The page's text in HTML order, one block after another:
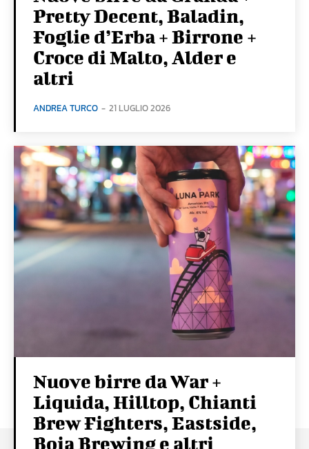
Pretty Decent, Baladin,
Foglie d’Erba + Birrone +
Croce di Malto, Alder e
altri
ANDREA TURCO - 21 LUGLIO 2026
Nuove birre da War +
Liquida, Hilltop, Chianti
Brew Fighters, Eastside,
Boia Brewing e altri